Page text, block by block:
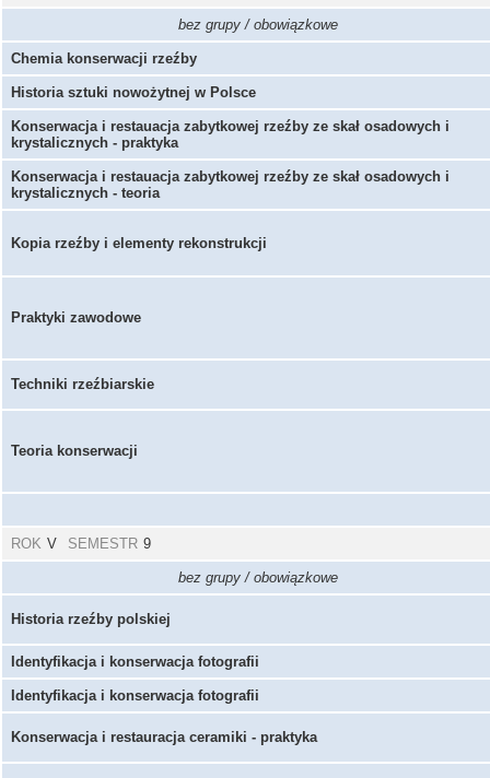
bez grupy / obowiązkowe
Chemia konserwacji rzeźby
Historia sztuki nowożytnej w Polsce
Konserwacja i restauacja zabytkowej rzeźby ze skał osadowych i
krystalicznych - praktyka
Konserwacja i restauacja zabytkowej rzeźby ze skał osadowych i
krystalicznych - teoria
Kopia rzeźby i elementy rekonstrukcji
Praktyki zawodowe
Techniki rzeźbiarskie
Teoria konserwacji
ROK V SEMESTR 9
bez grupy / obowiązkowe
Historia rzeźby polskiej
Identyfikacja i konserwacja fotografii
Identyfikacja i konserwacja fotografii
Konserwacja i restauracja ceramiki - praktyka